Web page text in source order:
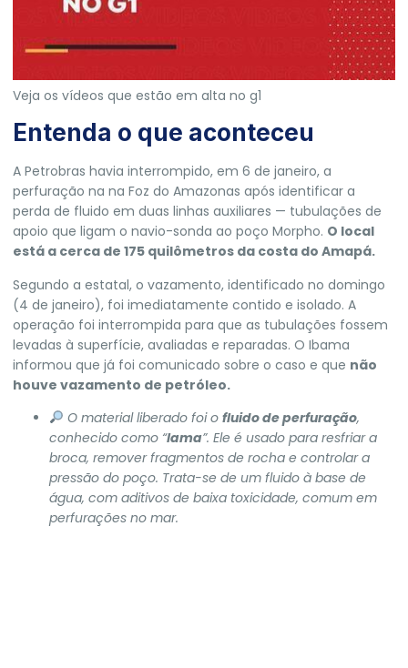
Veja os vídeos que estão em alta no g1
Entenda o que aconteceu
A Petrobras havia interrompido, em 6 de janeiro, a
perfuração na na Foz do Amazonas após identificar a
perda de fluido em duas linhas auxiliares — tubulações de
apoio que ligam o navio-sonda ao poço Morpho. O local
está a cerca de 175 quilômetros da costa do Amapá.
Segundo a estatal, o vazamento, identificado no domingo
(4 de janeiro), foi imediatamente contido e isolado. A
operação foi interrompida para que as tubulações fossem
levadas à superfície, avaliadas e reparadas. O Ibama
informou que já foi comunicado sobre o caso e que não
houve vazamento de petróleo.
O material liberado foi o fluido de perfuração,
conhecido como “lama”. Ele é usado para resfriar a
broca, remover fragmentos de rocha e controlar a
pressão do poço. Trata-se de um fluido à base de
água, com aditivos de baixa toxicidade, comum em
perfurações no mar.